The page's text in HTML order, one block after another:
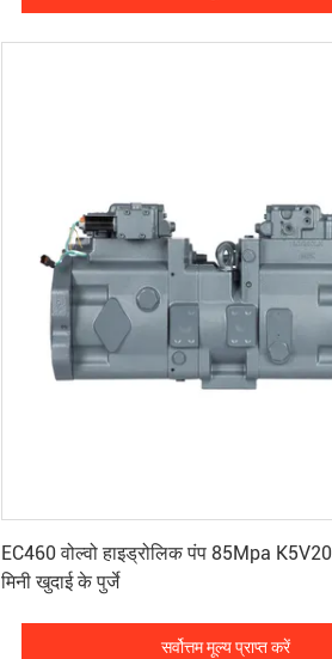
EC460 वोल्वो हाइड्रोलिक पंप 85Mpa
मिनी खुदाई के पुर्जे
सर्वोत्तम मूल्य प्राप्त करें